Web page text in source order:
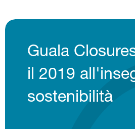
Guala
il 2019
sostenibilità